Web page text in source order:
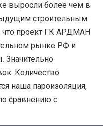
выросли более чем в
строительным
что проект ГК АРДМАН
рынке РФ и
Значительно
Количество
наша пароизоляция,
сравнению с